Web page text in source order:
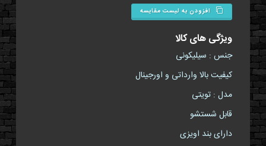
افزودن به لیست مقایسه
ویژگی های کالا
جنس : سیلیکونی
کیفیت بالا وارداتی و اورجینال
مدل : تویتی
قابل شستشو
دارای بند اویزی